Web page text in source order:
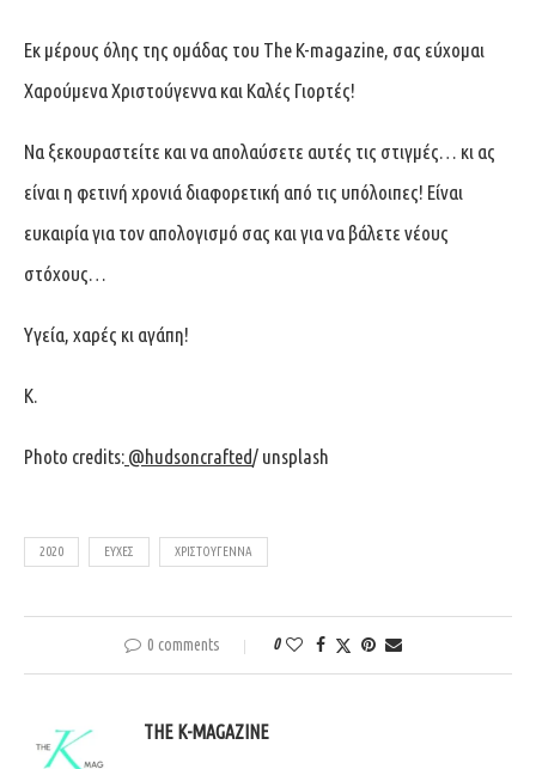
Εκ μέρους όλης της ομάδας του The K-magazine, σας εύχομαι
Χαρούμενα Χριστούγεννα και Καλές Γιορτές!
Να ξεκουραστείτε και να απολαύσετε αυτές τις στιγμές… κι ας
είναι η φετινή χρονιά διαφορετική από τις υπόλοιπες! Είναι
ευκαιρία για τον απολογισμό σας και για να βάλετε νέους
στόχους…
Υγεία, χαρές κι αγάπη!
Κ.
Photo credits: @hudsoncrafted/ unsplash
2020 ΕΥΧΈΣ ΧΡΙΣΤΟΎΓΕΝΝΑ
0 comments 0
THE K-MAGAZINE